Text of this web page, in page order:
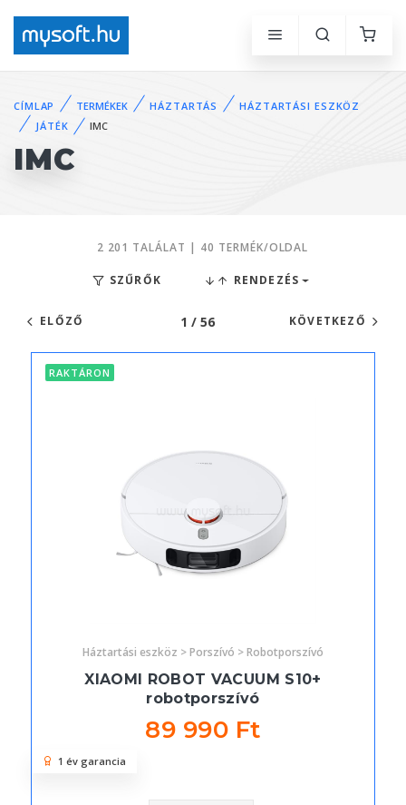
CÍMLAP TERMÉKEK HÁZTARTÁS
HÁZTARTÁSI ESZKÖZ
JÁTÉK
IMC
IMC
2 201 TALÁLAT | 40 TERMÉK/OLDAL
SZŰRŐK RENDEZÉS
ELŐZŐ 1 / 56 KÖVETKEZŐ
RAKTÁRON
Háztartási eszköz > Porszívó > Robotporszívó
XIAOMI ROBOT VACUUM S10+
robotporszívó
89 990 Ft
1 év garancia